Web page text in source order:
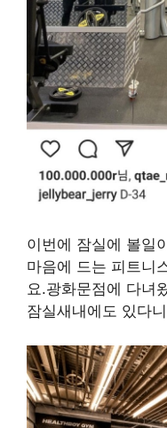
이번에 잠실에 볼일
마음에 드는 피트니
요.광화문점에 다녀
잠실새내에도 있다